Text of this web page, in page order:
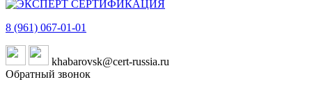
8 (961) 067-01-01
khabarovsk@cert-russia.ru
Обратный звонок